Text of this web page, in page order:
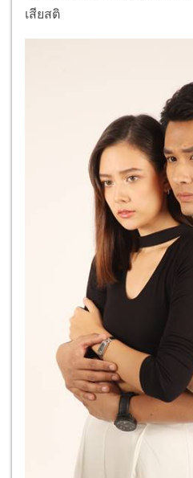
เสียสติ